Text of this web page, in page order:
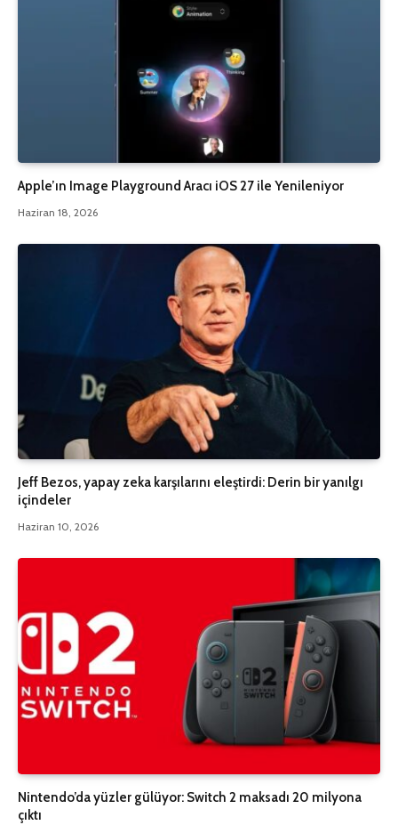
Apple’ın Image Playground Aracı iOS 27 ile Yenileniyor
Haziran 18, 2026
Jeff Bezos, yapay zeka karşılarını eleştirdi: Derin bir yanılgı
içindeler
Haziran 10, 2026
Nintendo’da yüzler gülüyor: Switch 2 maksadı 20 milyona
çıktı